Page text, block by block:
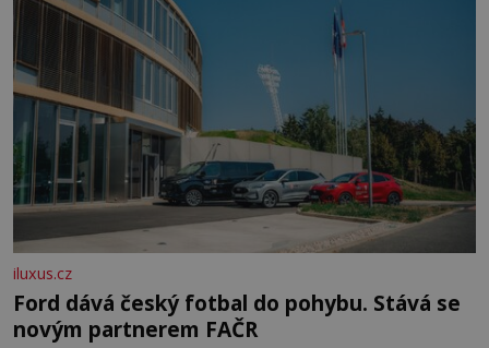
iluxus.cz
Ford dává český fotbal do pohybu. Stává se
novým partnerem FAČR